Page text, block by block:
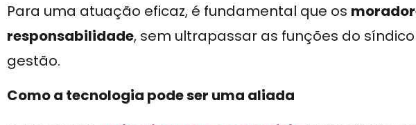
Para uma atuação eficaz, é fundamental que os
responsabilidade, sem ultrapassar as funções do
gestão.
Como a tecnologia pode ser uma aliada